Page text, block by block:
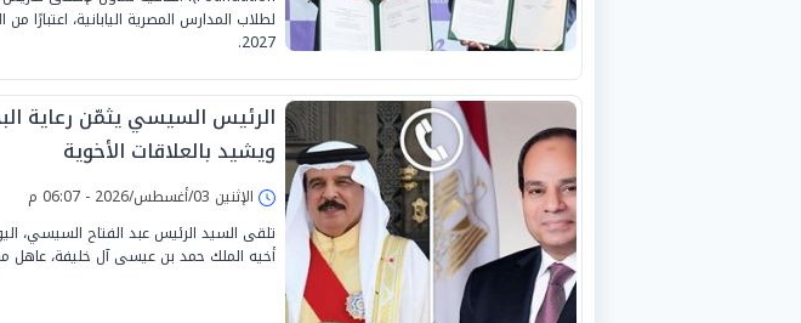
2027.
الرئيس السيسي يثمّن رعاية
ويشيد بالعلاقات الأخوية
الإثنين 03/أغسطس/2026 - 06:07 م
تلقى السيد الرئيس عبد الفتاح السيسي،
أخيه الملك حمد بن عيسى آل خليفة، عاهل